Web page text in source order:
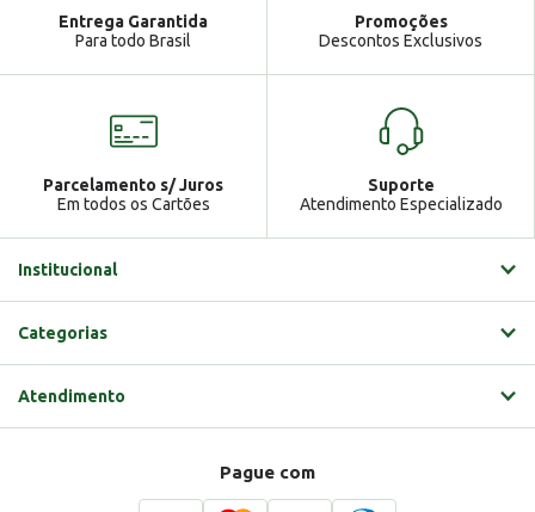
Entrega Garantida
Para todo Brasil
Promoções
Descontos Exclusivos
Parcelamento s/ Juros
Em todos os Cartões
Suporte
Atendimento Especializado
Institucional
Categorias
Atendimento
Pague com
Ga Atendimento
Gabrielle